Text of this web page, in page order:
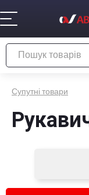
Супутні товари